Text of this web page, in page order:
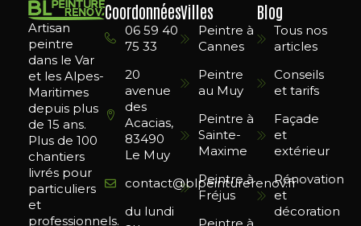
Artisan
peintre
dans le Var
et les Alpes-
Maritimes
depuis plus
de 15 ans.
Plus de 100
chantiers
livrés pour
particuliers
et
professionnels.
Coordonnées
06 59 40
75 33
20
avenue
des
Acacias,
83490
Le Muy
contact@blpeinturerenov.fr
du lundi
Villes
Peintre à
Cannes
Peintre
au Muy
Peintre à
Sainte-
Maxime
Peintre à
Fréjus
Blog
Tous nos
articles
Conseils
et tarifs
Façade
et
extérieur
Rénovation
et
décoration